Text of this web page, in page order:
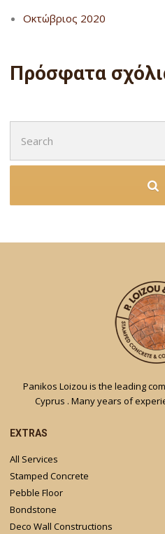
Οκτώβριος 2020
Πρόσφατα
for:
Panikos Loizou is the leading
Cyprus . Many years of
EXTRAS
All Services
Stamped Concrete
Pebble Floor
Bondstone
Deco Wall Constructions